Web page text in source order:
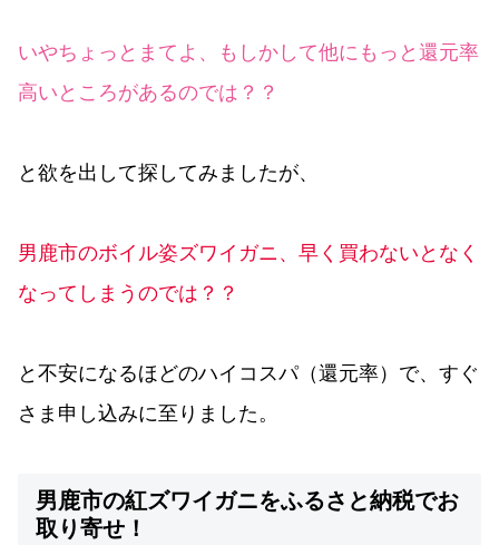
いやちょっとまてよ、もしかして他にもっと還元率
高いところがあるのでは？？
と欲を出して探してみましたが、
男鹿市のボイル姿ズワイガニ、早く買わないとなく
なってしまうのでは？？
と不安になるほどのハイコスパ（還元率）で、すぐ
さま申し込みに至りました。
男鹿市の紅ズワイガニをふるさと納税でお
取り寄せ！